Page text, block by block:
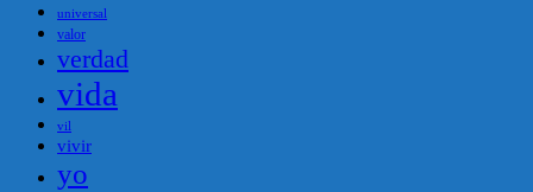
universal
valor
verdad
vida
vil
vivir
yo